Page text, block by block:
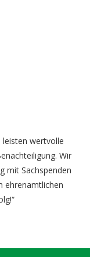
leisten wertvolle
Wir
mit Sachspenden
ehrenamtlichen